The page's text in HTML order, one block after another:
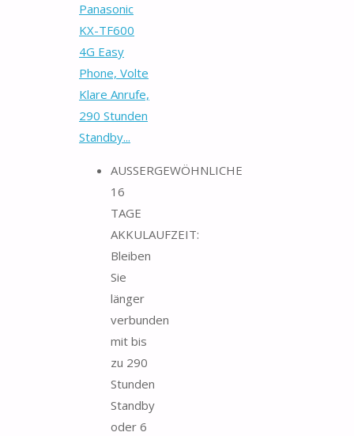
Panasonic
KX-TF600
4G Easy
Phone, Volte
Klare Anrufe,
290 Stunden
Standby...
AUSSERGEWÖHNLICHE
16
TAGE
AKKULAUFZEIT:
Bleiben
Sie
länger
verbunden
mit bis
zu 290
Stunden
Standby
oder 6